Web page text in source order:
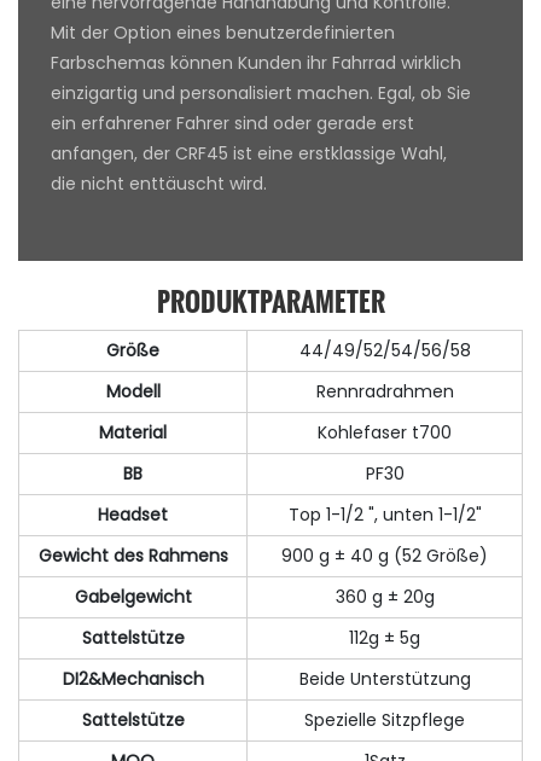
Mit der Option eines benutzerdefinierten
Farbschemas können Kunden ihr Fahrrad wirklich
einzigartig und personalisiert machen. Egal, ob Sie
ein erfahrener Fahrer sind oder gerade erst
anfangen, der CRF45 ist eine erstklassige Wahl,
die nicht enttäuscht wird.
PRODUKTPARAMETER
Größe
44/49/52/54/56/58
Modell
Rennradrahmen
Material
Kohlefaser t700
BB
PF30
Headset
Top 1-1/2 ", unten 1-1/2"
Gewicht des Rahmens
900 g ± 40 g (52 Größe)
Gabelgewicht
360 g ± 20g
Sattelstütze
112g ± 5g
DI2&Mechanisch
Beide Unterstützung
Sattelstütze
Spezielle Sitzpflege